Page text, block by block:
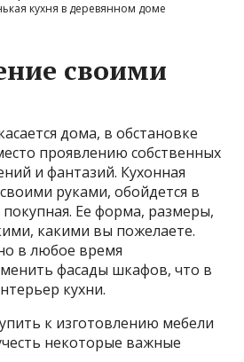
кухня в деревянном доме
своими
дома, в обстановке
проявлению собственных
и фантазий. Кухонная
руками, обойдется в
Ее форма, размеры,
какими вы пожелаете.
в любое время
фасады шкафов, что в
кухни.
к изготовлению мебели
некоторые важные